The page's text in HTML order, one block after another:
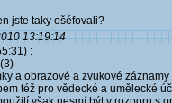
jste taky ošéfovali?
13:19:14
:
a obrazové a zvukové
též pro vědecké a umělecké